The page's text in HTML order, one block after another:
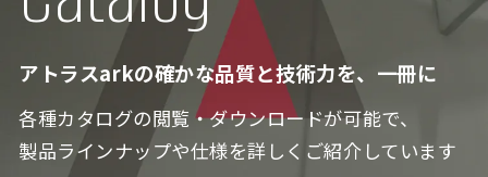
アトラスarkの確かな品質と技術力を、一冊に
各種カタログの閲覧・ダウンロードが可能で、
製品ラインナップや仕様を詳しくご紹介しています